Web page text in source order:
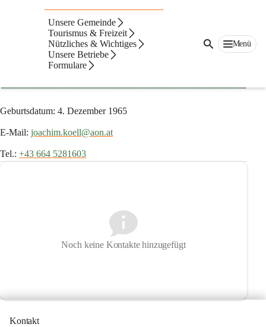
Unsere Gemeinde
Tourismus & Freizeit
Nützliches & Wichtiges
Unsere Betriebe
Formulare
Menü
Vize-Bürgermeister
Joachim Köll, MSc
Vize-Bürgermeister
Geburtsdatum: 4. Dezember 1965
E-Mail: joachim.koell@aon.at
Tel.: +43 664 5281603
Noch keine Kontakte hinzugefügt
Kontakt